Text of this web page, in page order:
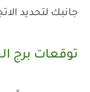
جانبك لتحديد
توقعات برج